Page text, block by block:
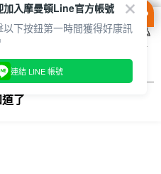
用 cookie 方式之詳情，及若您不希
的 cookie 設定，請參閱本網站「
隱私
站即表示您同意本公司得按本網站使
了
加入摩曼頓Line官方帳號
以下按鈕第一時間獲得好康訊
連結 LINE 帳號